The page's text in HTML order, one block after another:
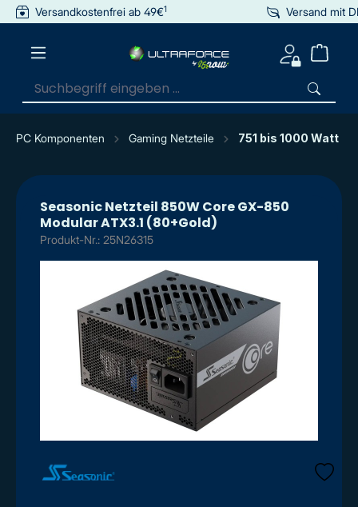
springen
Versandkostenfrei ab 49€1 Versand mit
PC Komponenten Gaming Netzteile 751 bis 1000 Watt
Seasonic Netzteil 850W Core GX-850
Modular ATX3.1 (80+Gold)
Produkt-Nr.: 25N26315